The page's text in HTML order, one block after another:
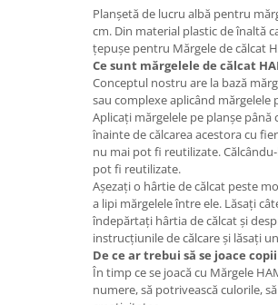
Instrumente muzicale
Jucarii de constructii
Dezvoltare cognitiva
Jocuri matematice
Jucării de sortare
Dezvoltare psihomotrica
Dezvoltare proprioceptiva
Dezvoltare vestibulara
Jucarii de echilibru
Mingi terapeutice
Planșetă de lucru albă pentru
cm. Din material plastic de înaltă
țepușe pentru Mărgele de călcat
Ce sunt mărgelele de călcat
Conceptul nostru are la bază
sau complexe aplicând mărgelele
Aplicați mărgelele pe planșe
înainte de călcarea acestora cu
nu mai pot fi reutilizate.
pot fi reutilizate.
Așezați o hârtie de călcat peste
a lipi mărgelele între ele. Lăsați
îndepărtați hârtia de călcat și
instrucțiunile de călcare și lăsați
De ce ar trebui să se joace
În timp ce se joacă cu Mărgele
numere, să potrivească culorile,